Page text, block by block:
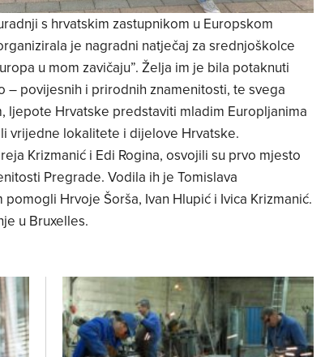
s hrvatskim zastupnikom u Europskom
je nagradni natječaj za srednjoškolce
u mom zavičaju”. Želja im je bila potaknuti
povijesnih i prirodnih znamenitosti, te svega
ljepote Hrvatske predstaviti mladim Europljanima
vrijedne lokalitete i dijelove Hrvatske.
Krizmanić i Edi Rogina, osvojili su prvo mjesto
Pregrade. Vodila ih je Tomislava
Hrvoje Šorša, Ivan Hlupić i Ivica Krizmanić.
u Bruxelles.